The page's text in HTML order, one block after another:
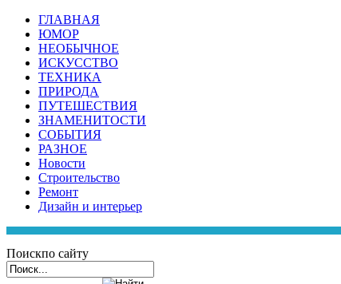
ГЛАВНАЯ
ЮМОР
НЕОБЫЧНОЕ
ИСКУССТВО
ТЕХНИКА
ПРИРОДА
ПУТЕШЕСТВИЯ
ЗНАМЕНИТОСТИ
СОБЫТИЯ
РАЗНОЕ
Новости
Строительство
Ремонт
Дизайн и интерьер
Поискпо сайту